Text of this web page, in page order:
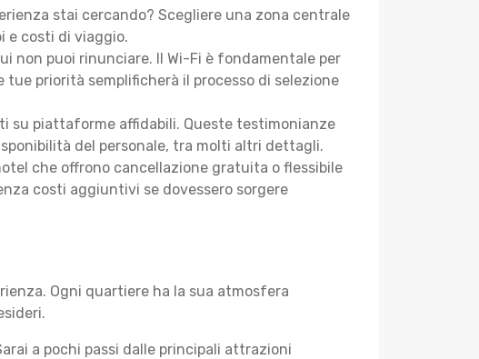
stai cercando? Scegliere una zona centrale
e costi di viaggio.
non puoi rinunciare. Il Wi-Fi è fondamentale per
priorità semplificherà il processo di selezione
su piattaforme affidabili. Queste testimonianze
del personale, tra molti altri dettagli.
che offrono cancellazione gratuita o flessibile
costi aggiuntivi se dovessero sorgere
Ogni quartiere ha la sua atmosfera
a pochi passi dalle principali attrazioni